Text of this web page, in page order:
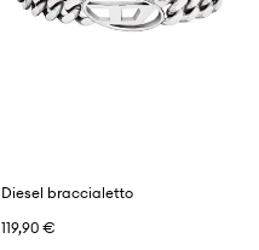
Diesel braccialetto
119,90 €